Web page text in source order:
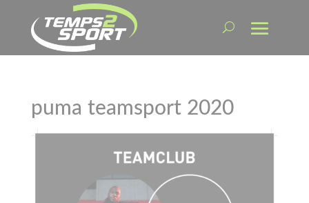
puma teamsport 2020